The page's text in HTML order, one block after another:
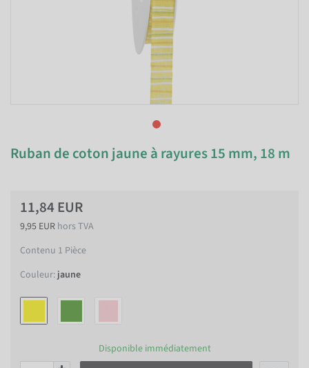
Ruban de coton jaune à rayures 15 mm, 18 m
11,84 EUR
9,95 EUR hors TVA
Contenu 1 Pièce
Couleur:jaune
Disponible immédiatement